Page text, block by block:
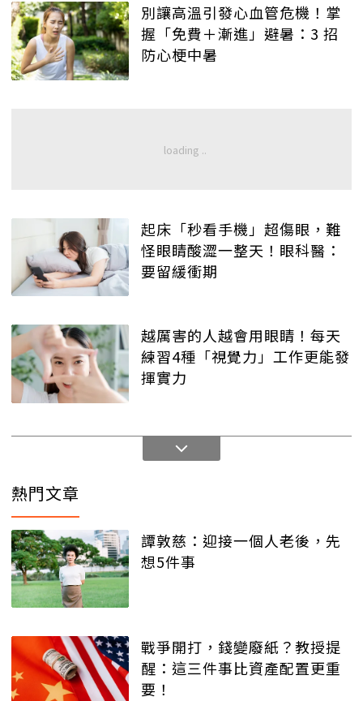
別讓高溫引發心血管危機！掌
握「免費＋漸進」避暑：3 招
防心梗中暑
起床「秒看手機」超傷眼，難
怪眼睛酸澀一整天！眼科醫：
要留緩衝期
越厲害的人越會用眼睛！每天
練習4種「視覺力」工作更能發
揮實力
熱門文章
譚敦慈：迎接一個人老後，先
想5件事
戰爭開打，錢變廢紙？教授提
醒：這三件事比資產配置更重
要！